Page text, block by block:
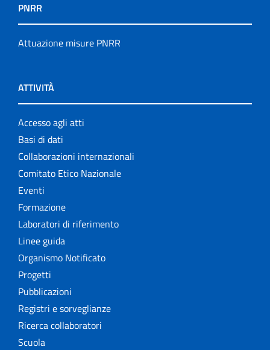
PNRR
Attuazione misure PNRR
ATTIVITÀ
Accesso agli atti
Basi di dati
Collaborazioni internazionali
Comitato Etico Nazionale
Eventi
Formazione
Laboratori di riferimento
Linee guida
Organismo Notificato
Progetti
Pubblicazioni
Registri e sorveglianze
Ricerca collaboratori
Scuola